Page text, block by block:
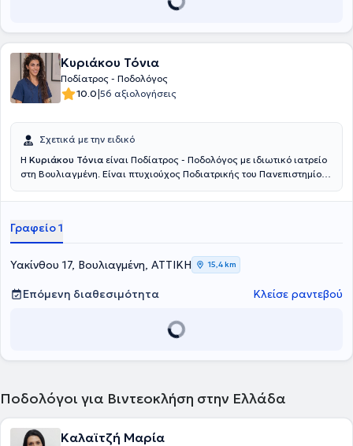
Κυριάκου Τόνια
Ποδίατρος - Ποδολόγος
10.0|56 αξιολογήσεις
Σχετικά με την ειδικό
Η Κυριάκου Τόνια είναι Ποδίατρος - Ποδολόγος με ιδιωτικό ιατρείο
στη Βουλιαγμένη. Είναι πτυχιούχος Ποδιατρικής του Πανεπιστημίου
στο Ηνωμένο Βασίλειο όσο και στην Ελλάδα. Έχει εργαστεί σε
καθώς και σε ιδιωτική κλινική του Λονδίνου (West End). Διαθέτει
εμπειρία και επιδιώκει τη συνεχή επαγγελματική της κατάρτιση
ώστε να μπορεί να παρέχει στους ασθενείς της την καλύτερη
δυνατή φροντίδα και ποιότητα ποδιατρικής θεραπείας.
Γραφείο 1
Υακίνθου 17, Βουλιαγμένη, ΑΤΤΙΚΗ 15,4 km
Επόμενη διαθεσιμότητα Κλείσε ραντεβού
Ποδολόγοι για Βιντεοκλήση στην Ελλάδα
Καλαϊτζή Μαρία